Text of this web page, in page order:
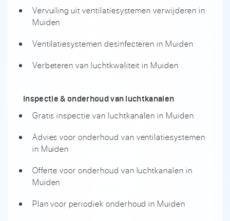
Vervuiling uit ventilatiesystemen verwijderen in
Muiden
Ventilatiesystemen desinfecteren in Muiden
Verbeteren van luchtkwaliteit in Muiden
Inspectie & onderhoud van luchtkanalen
Gratis inspectie van luchtkanalen in Muiden
Advies voor onderhoud van ventilatiesystemen
in Muiden
Offerte voor onderhoud van luchtkanalen in
Muiden
Plan voor periodiek onderhoud in Muiden